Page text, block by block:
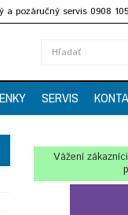
a pozáručný servis 0908
SERVIS
Vážení